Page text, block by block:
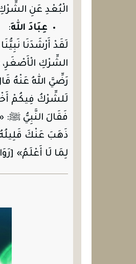
الْبُعْدِ عَنِ الشِّرْكِ
عِبَادَ اللهِ:
لَقَدْ أَرْشَدَنَا
الشِّرْكِ
رَضِّيَّ اللهُ عَنْهُ
لَلشِّرْكُ فِيكُمْ
فَقَالَ النَّبِيُّ ﷺ:
ذَهَبَ عَنْكَ قَلِيلُهُ
لِمَا لَا أَعْلَمُ»